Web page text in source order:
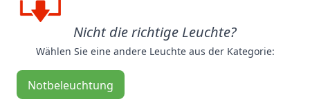
Nicht die richtige Leuchte?
Wählen Sie eine andere Leuchte aus der Kategorie:
Notbeleuchtung